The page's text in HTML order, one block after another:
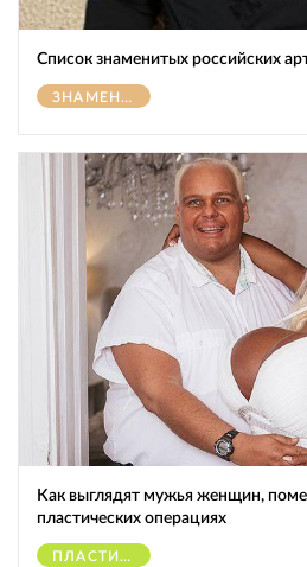
Список знаменитых российских
ЗНАМЕНИТОСТИ
Как выглядят мужья женщин,
пластических операциях
ПЛАСТИЧЕСКИЕ ОПЕРАЦИИ